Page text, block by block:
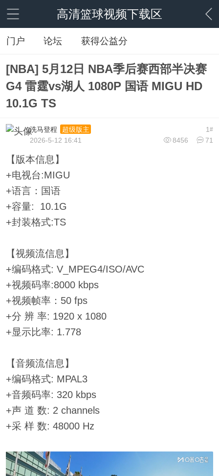
高清篮球视频下载区
门户 论坛 获得公益分
[NBA] 5月12日 NBA季后赛西部半决赛
G4 雷霆vs湖人 1080P 国语 MIGU HD
10.1G TS
1#
洗马登程
超级版主
8456
71
2026-5-12 16:41
【版本信息】
+电视台:MIGU
+语言：国语
+容量: 10.1G
+封装格式:TS
【视频流信息】
+编码格式: V_MPEG4/ISO/AVC
+视频码率:8000 kbps
+视频帧率：50 fps
+分 辨 率: 1920 x 1080
+显示比率: 1.778
【音频流信息】
+编码格式: MPAL3
+音频码率: 320 kbps
+声 道 数: 2 channels
+采 样 数: 48000 Hz